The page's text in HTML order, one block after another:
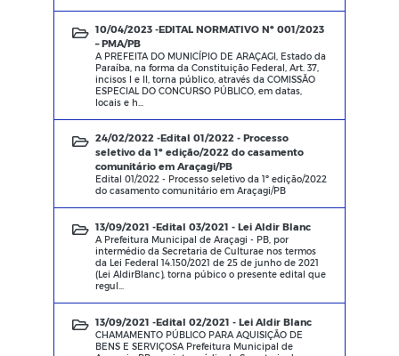
10/04/2023 -EDITAL NORMATIVO Nº 001/2023
– PMA/PB
A PREFEITA DO MUNICÍPIO DE ARAÇAGI, Estado da
Paraíba, na forma da Constituição Federal, Art. 37,
incisos I e II, torna público, através da COMISSÃO
ESPECIAL DO CONCURSO PÚBLICO, em datas,
locais e h...
24/02/2022 -Edital 01/2022 - Processo
seletivo da 1º edição/2022 do casamento
comunitário em Araçagi/PB
Edital 01/2022 - Processo seletivo da 1º edição/2022
do casamento comunitário em Araçagi/PB
13/09/2021 -Edital 03/2021 - Lei Aldir Blanc
A Prefeitura Municipal de Araçagi - PB, por
intermédio da Secretaria de Culturae nos termos
da Lei Federal 14.150/2021 de 25 de junho de 2021
(Lei AldirBlanc), torna púbico o presente edital que
regul...
13/09/2021 -Edital 02/2021 - Lei Aldir Blanc
CHAMAMENTO PÚBLICO PARA AQUISIÇÃO DE
BENS E SERVIÇOSA Prefeitura Municipal de